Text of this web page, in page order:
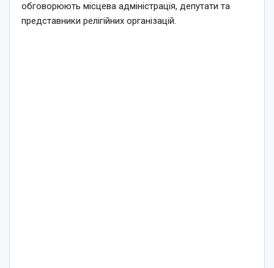
обговорюють місцева адміністрація, депутати та
представники релігійних організацій.